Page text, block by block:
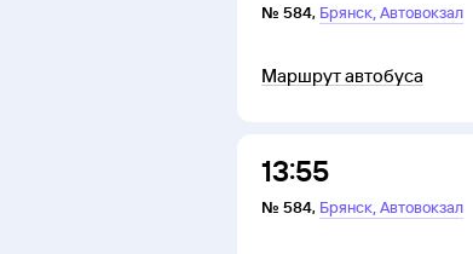
№ 584, Брянск,Автовокзал
Маршрут автобуса
13:55
№ 584, Брянск,Автовокзал